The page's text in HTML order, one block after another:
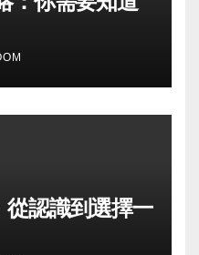
認識到選擇一